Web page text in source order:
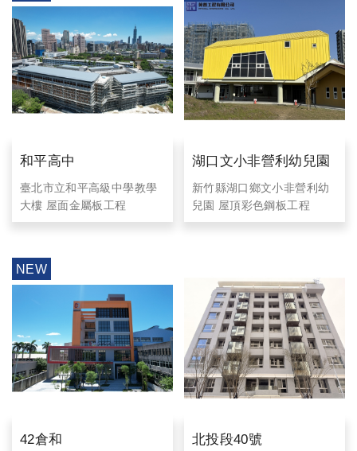
和平高中
臺北市立和平高級中學教學
大樓 屋面金屬板工程
湖口文小非營利幼兒園
新竹縣湖口鄉文小非營利幼
兒園 屋頂彩色鋼板工程
42倉和 北投段40號